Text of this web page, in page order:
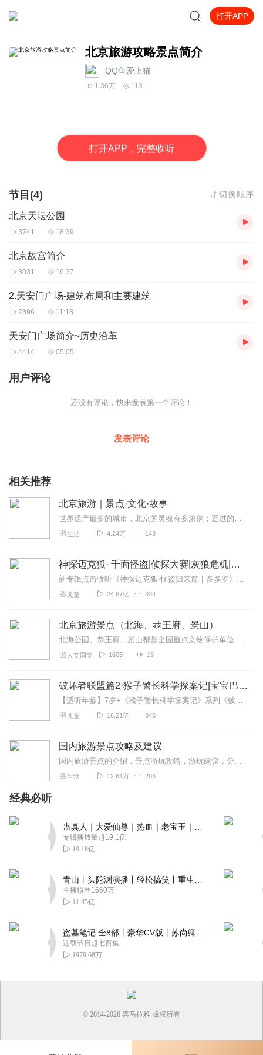
打开APP
北京旅游攻略景点简介
QQ鱼爱上猫
1.36万 113
打开APP，完整收听
节目(4) 切换顺序
北京天坛公园
3741 18:39
北京故宫简介
3031 16:37
2.天安门广场-建筑布局和主要建筑
2396 11:18
天安门广场简介~历史沿革
4414 05:05
用户评论
还没有评论，快来发表第一个评论！
发表评论
相关推荐
北京旅游｜景点·文化·故事
世界遗产最多的城市，北京的灵魂有多浓稠；逛过的园子里有穷极一生探索的秘密，爬过的山岗是往事千年的苍茫；被玩儿坏了的“老北京”，可不只是豆汁炒肝卤煮铜锅涮肉；
生活 4.24万 143
神探迈克狐· 千面怪盗|侦探大赛|灰狼危机|多多罗
新专辑点击收听《神探迈克狐·怪盗归来篇｜多多罗》！！！>>>点击进入主播橱窗购买《神探迈克狐》系列图书吧!<<<多多罗故事【点击前往】收听多多罗其他好玩有趣的故...
儿童 24.67亿 834
北京旅游景点（北海、恭王府、景山）
北海公园、恭王府、景山都是全国重点文物保护单位，因其地理位置相近，均位于北京城的中心，又都表现的是北京城内的皇家气象，向来作为京城旅游的亮丽线路之一，北海公园与...
人文国学 1605 15
破坏者联盟篇2·猴子警长科学探案记|宝宝巴士故事
【适听年龄】7岁+《猴子警长科学探案记》系列《破坏者联盟篇1·猴子警长科学探案记》>>>《破坏者联盟篇2·猴子警长科学探案记》>>>《破坏者联盟篇3·猴子警长科...
儿童 16.21亿 846
国内旅游景点攻略及建议
国内旅游景点的介绍，景点游玩攻略，游玩建议，分享一些旅途经验，希望可以帮助到您！
生活 12.61万 203
经典必听
专辑播放量超19.1亿
19.18亿
主播粉丝1660万
11.45亿
连载节目超七百集
1979.68万
© 2014-2026 喜马拉雅 版权所有